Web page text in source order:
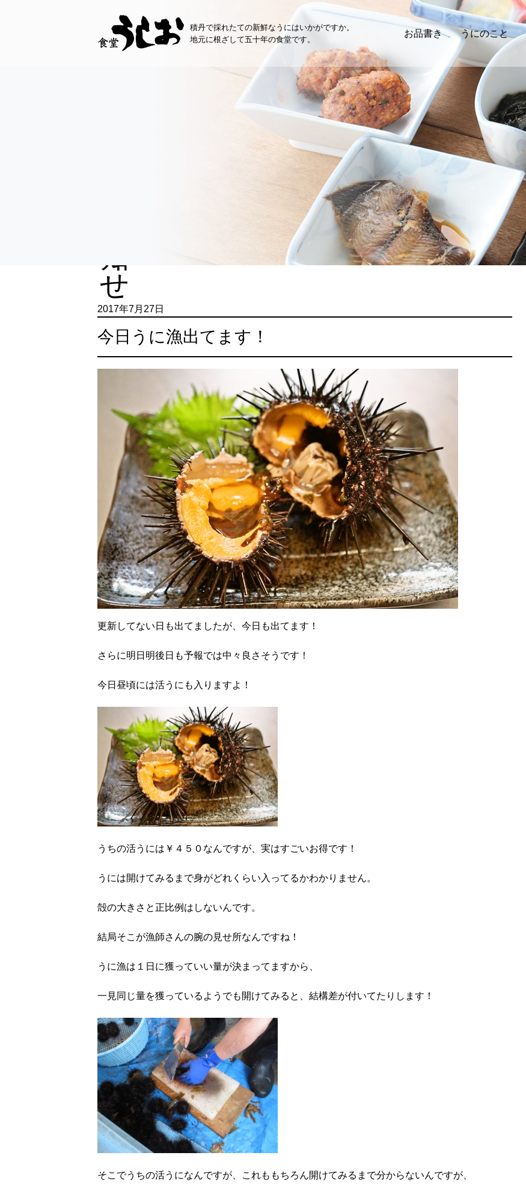
積丹で採れたての新鮮なうにはいかがですか。
地元に根ざして五十年の食堂です。
お品書き うにのこと
お知らせ
2017年7月27日
今日うに漁出てます！
更新してない日も出てましたが、今日も出てます！
さらに明日明後日も予報では中々良さそうです！
今日昼頃には活うにも入りますよ！
うちの活うには￥４５０なんですが、実はすごいお得です！
うには開けてみるまで身がどれくらい入ってるかわかりません。
殻の大きさと正比例はしないんです。
結局そこが漁師さんの腕の見せ所なんですね！
うに漁は１日に獲っていい量が決まってますから、
一見同じ量を獲っているようでも開けてみると、結構差が付いてたりします！
そこでうちの活うになんですが、これももちろん開けてみるまで分からないんですが、